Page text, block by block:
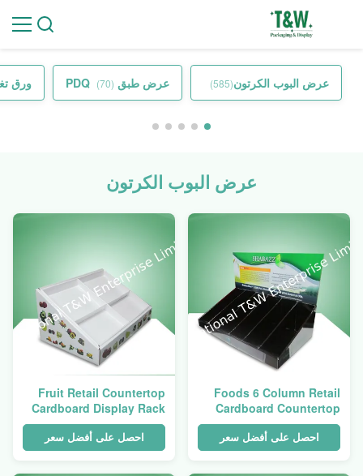
عرض البوب الكرتون(585) عرض طبق PDQ (70) ورق
عرض البوب الكرتون
Foods 6 Column Retail
Cardboard Countertop
Displays With Glossy
Finishاحصل على أفضل سعر
Fruit Retail Countertop
Cardboard Display Rack
With Glossy Finish
احصل على أفضل سعر